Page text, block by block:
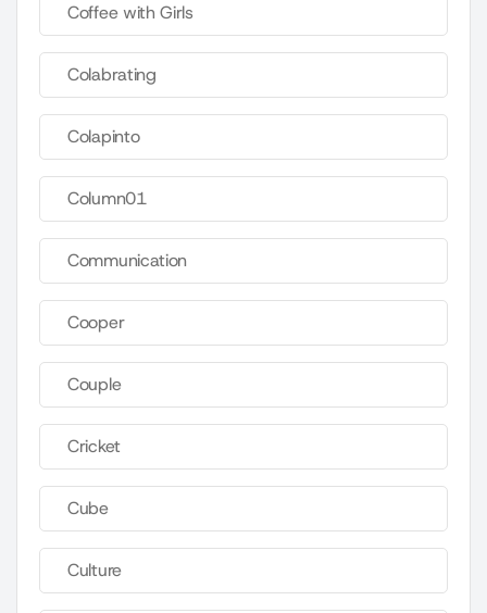
Coffee with Girls
Colabrating
Colapinto
Column01
Communication
Cooper
Couple
Cricket
Cube
Culture